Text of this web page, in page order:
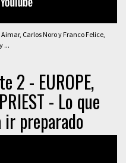
Carlos Noro y Franco Felice,
...
2 - EUROPE,
- Lo que
ir preparado